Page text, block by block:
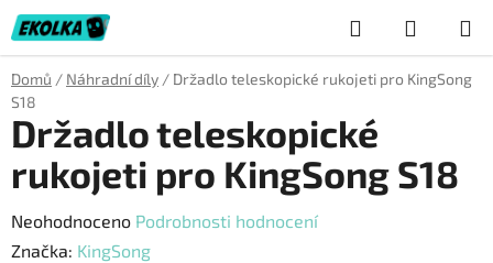
Přejít
na
obsah
Hledat
KOŠÍK
Domů / Náhradní díly / Držadlo teleskopické rukojeti pro KingSong
S18
Držadlo teleskopické
rukojeti pro KingSong S18
Průměrné
hodnocení
Neohodnoceno Podrobnosti hodnocení
Značka: KingSong